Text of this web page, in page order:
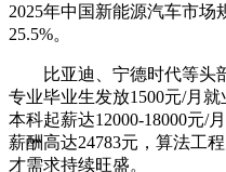
2025年中国新能源汽车市场
25.5%。
比亚迪、宁德时代等头部
专业毕业生发放1500元/月
本科起薪达12000-18000元/
薪酬高达24783元，算法工
才需求持续旺盛。